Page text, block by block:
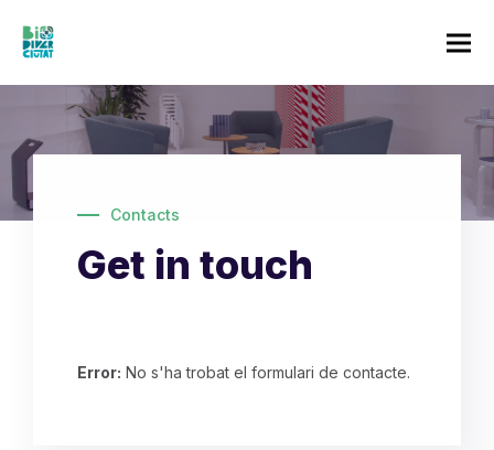
Contacts
Get in touch
Error: No s'ha trobat el formulari de contacte.